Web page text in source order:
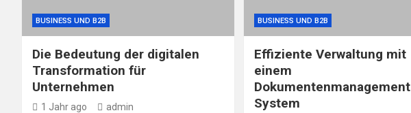
BUSINESS UND B2B
Die Bedeutung der digitalen
Transformation für
Unternehmen
1 Jahr ago admin
BUSINESS UND B2B
Effiziente Verwaltung mit
einem
Dokumentenmanagement
System